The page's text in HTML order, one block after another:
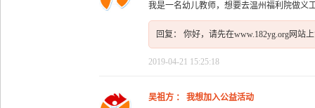
我是一名幼儿教师，想要去温州福利院做义
回复： 你好，请先在www.182yg.org网站
2019-04-21 15:25:18
吴祖方 ： 我想加入公益活动